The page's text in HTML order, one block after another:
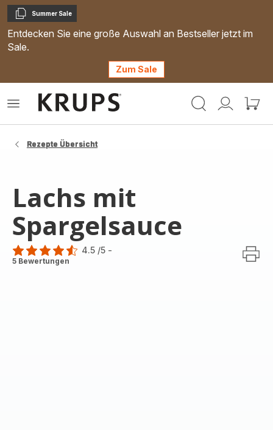
Kopieren
Summer Sale
Entdecken Sie eine große Auswahl an Bestseller jetzt im
Sale.
Zum Sale
Mein
Mein
Das
Rezepte Übersicht
Lachs mit
Spargelsauce
ratings.4.5
4.5 /5 -
5 Bewertungen